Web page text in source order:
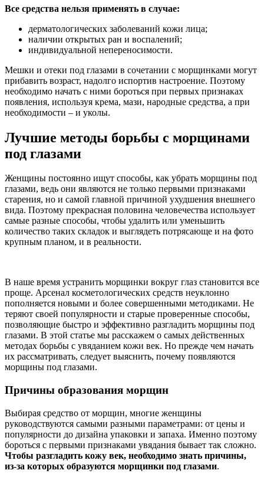
Все средства нельзя применять в случае:
дерматологических заболеваний кожи лица;
наличии открытых ран и воспалений;
индивидуальной непереносимости.
Мешки и отеки под глазами в сочетании с морщинками могут
прибавить возраст, надолго испортив настроение. Поэтому
необходимо начать с ними бороться при первых признаках
появления, используя крема, мази, народные средства, а при
необходимости – и уколы.
Лучшие методы борьбы с морщинами
под глазами
Женщины постоянно ищут способы, как убрать морщины под
глазами, ведь они являются не только первыми признаками
старения, но и самой главной причиной ухудшения внешнего
вида. Поэтому прекрасная половина человечества использует
самые разные способы, чтобы удалить или уменьшить
количество таких складок и выглядеть потрясающе и на фото
крупным планом, и в реальности.
В наше время устранить морщинки вокруг глаз становится все
проще. Арсенал косметологических средств неуклонно
пополняется новыми и более совершенными методиками. Не
теряют своей популярности и старые проверенные способы,
позволяющие быстро и эффективно разгладить морщины под
глазами. В этой статье мы расскажем о самых действенных
методах борьбы с увяданием кожи век. Но прежде чем начать
их рассматривать, следует выяснить, почему появляются
морщины под глазами.
Причины образования морщин
Выбирая средство от морщин, многие женщины
руководствуются самыми разными параметрами: от цены и
популярности до дизайна упаковки и запаха. Именно поэтому
бороться с первыми признаками увядания бывает так сложно.
Чтобы разгладить кожу век, необходимо знать причины,
из-за которых образуются морщинки под глазами.